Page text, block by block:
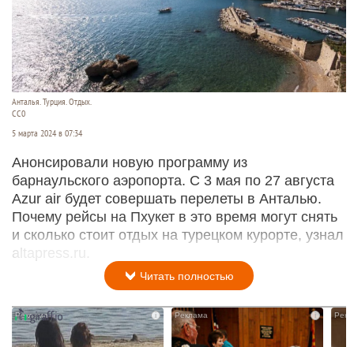
Анталья. Турция. Отдых.
СС0
5 марта 2024 в 07:34
Анонсировали новую программу из
барнаульского аэропорта. С 3 мая по 27 августа
Azur air будет совершать перелеты в Анталью.
Почему рейсы на Пхукет в это время могут снять
и сколько стоит отдых на турецком курорте, узнал
altapress.ru.
Читать полностью
i